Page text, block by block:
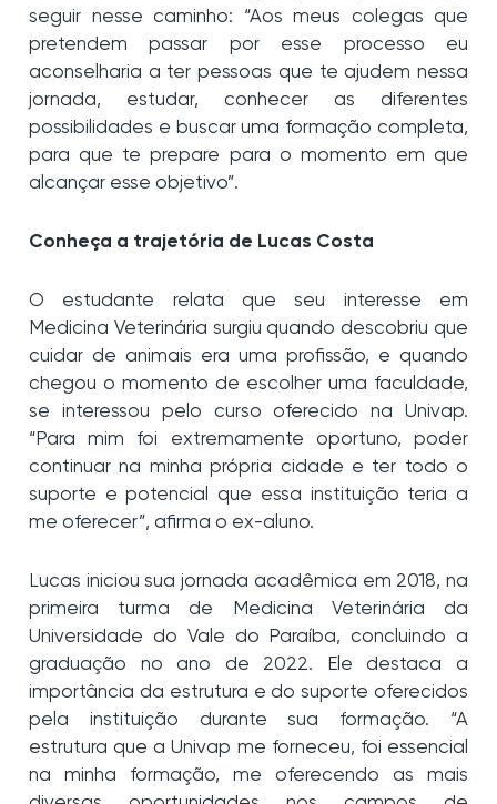
seguir nesse caminho: “Aos meus colegas que
pretendem passar por esse processo eu
aconselharia a ter pessoas que te ajudem nessa
jornada, estudar, conhecer as diferentes
possibilidades e buscar uma formação completa,
para que te prepare para o momento em que
alcançar esse objetivo”.
Conheça a trajetória de Lucas Costa
O estudante relata que seu interesse em
Medicina Veterinária surgiu quando descobriu que
cuidar de animais era uma profissão, e quando
chegou o momento de escolher uma faculdade,
se interessou pelo curso oferecido na Univap.
“Para mim foi extremamente oportuno, poder
continuar na minha própria cidade e ter todo o
suporte e potencial que essa instituição teria a
me oferecer”, afirma o ex-aluno.
Lucas iniciou sua jornada acadêmica em 2018, na
primeira turma de Medicina Veterinária da
Universidade do Vale do Paraíba, concluindo a
graduação no ano de 2022. Ele destaca a
importância da estrutura e do suporte oferecidos
pela instituição durante sua formação. “A
estrutura que a Univap me forneceu, foi essencial
na minha formação, me oferecendo as mais